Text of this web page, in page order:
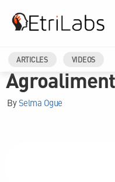
ARTICLES VIDEOS
AREAS-OF-EXPERTISE
BySelma Ogue